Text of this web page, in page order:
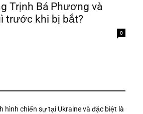
Trịnh Bá Phương và
trước khi bị bắt?
0
hình chiến sự tại Ukraine và đặc biệt là